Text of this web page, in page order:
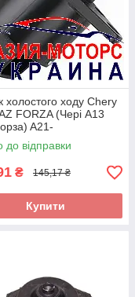
холостого ходу Chery
FORZA (Чері А13
A21-
до відправки
₴ 145,17 ₴
Купити